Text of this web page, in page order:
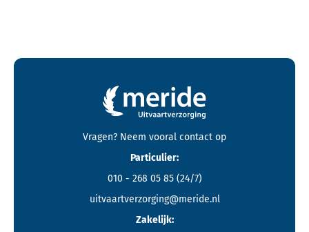
Contactgegevens en footer menu van Meride
Vragen? Neem vooral contact op
Particulier:
010 - 268 05 85 (24/7)
uitvaartverzorging@meride.nl
Zakelijk: